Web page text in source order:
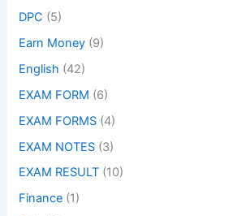
DPC (5)
Earn Money (9)
English (42)
EXAM FORM (6)
EXAM FORMS (4)
EXAM NOTES (3)
EXAM RESULT (10)
Finance (1)